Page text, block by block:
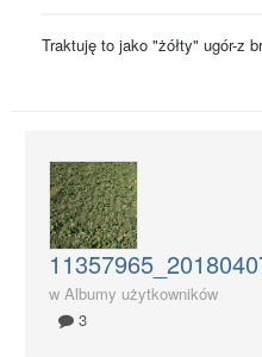
Traktuję to jako "żółty" ugór-z
w Albumy użytkowników
3